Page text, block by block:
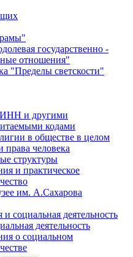
государственно -
отношения"
"Пределы светскости"
ИНН и другими
кодами
в обществе в целом
права человека
структуры
и практическое
им. А.Сахарова
социальная деятельность
деятельность
о социальном